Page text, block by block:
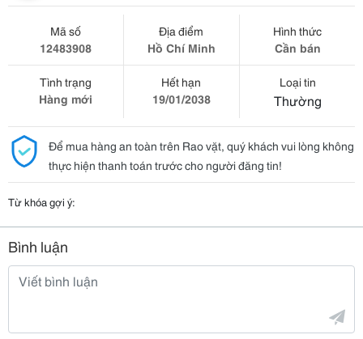
Mã số
12483908
Địa điểm
Hồ Chí Minh
Hình thức
Cần bán
Tình trạng
Hàng mới
Hết hạn
19/01/2038
Loại tin
Thường
Để mua hàng an toàn trên Rao vặt, quý khách vui lòng không
thực hiện thanh toán trước cho người đăng tin!
Từ khóa gợi ý:
Bình luận